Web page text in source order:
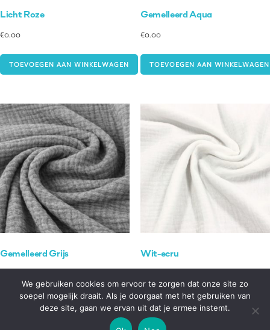
Licht Roze
€0.00
TOEVOEGEN AAN WINKELWAGEN
Gemelleerd Aqua
€0.00
TOEVOEGEN AAN WINKELWAGEN
Gemelleerd Grijs
TOEVOEGEN AAN WINKELWAGEN
Wit-ecru
TOEVOEGEN AAN WINKELWAGEN
We gebruiken cookies om ervoor te zorgen dat onze site zo
soepel mogelijk draait. Als je doorgaat met het gebruiken van
deze site, gaan we ervan uit dat je ermee instemt.